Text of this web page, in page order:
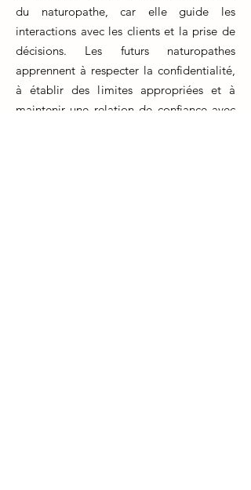
du naturopathe, car elle guide les
interactions avec les clients et la prise de
décisions. Les futurs naturopathes
apprennent à respecter la confidentialité,
à établir des limites appropriées et à
maintenir une relation de confiance avec